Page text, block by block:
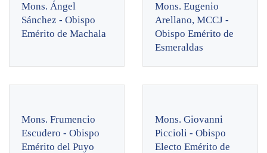
Mons. Ángel
Sánchez - Obispo
Emérito de Machala
Mons. Eugenio
Arellano, MCCJ -
Obispo Emérito de
Esmeraldas
Mons. Frumencio
Escudero - Obispo
Emérito del Puyo
Mons. Giovanni
Piccioli - Obispo
Electo Emérito de